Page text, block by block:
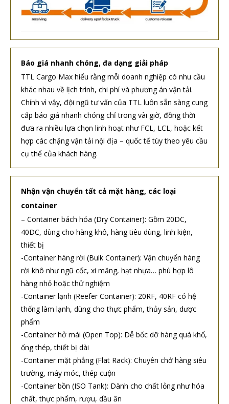
Báo giá nhanh chóng, đa dạng giải pháp
TTL Cargo Max hiểu rằng mỗi doanh nghiệp có nhu cầu
khác nhau về lịch trình, chi phí và phương án vận tải.
Chính vì vậy, đội ngũ tư vấn của TTL luôn sẵn sàng cung
cấp báo giá nhanh chóng chỉ trong vài giờ, đồng thời
đưa ra nhiều lựa chọn linh hoạt như FCL, LCL, hoặc kết
hợp các chặng vận tải nội địa – quốc tế tùy theo yêu cầu
cụ thể của khách hàng.
Nhận vận chuyển tất cả mặt hàng, các loại
container
– Container bách hóa (Dry Container): Gồm 20DC,
40DC, dùng cho hàng khô, hàng tiêu dùng, linh kiện,
thiết bị
-Container hàng rời (Bulk Container): Vận chuyển hàng
rời khô như ngũ cốc, xi măng, hạt nhựa… phù hợp lô
hàng nhỏ hoặc thử nghiệm
-Container lạnh (Reefer Container): 20RF, 40RF có hệ
thống làm lạnh, dùng cho thực phẩm, thủy sản, dược
phẩm
-Container hở mái (Open Top): Dễ bốc dỡ hàng quá khổ,
ống thép, thiết bị dài
-Container mặt phẳng (Flat Rack): Chuyên chở hàng siêu
trường, máy móc, thép cuộn
-Container bồn (ISO Tank): Dành cho chất lỏng như hóa
chất, thực phẩm, rượu, dầu ăn